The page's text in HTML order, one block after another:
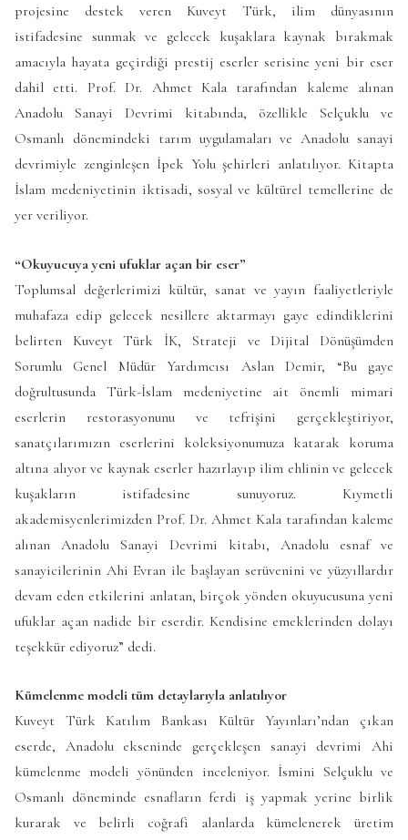
projesine destek veren Kuveyt Türk, ilim dünyasının
istifadesine sunmak ve gelecek kuşaklara kaynak bırakmak
amacıyla hayata geçirdiği prestij eserler serisine yeni bir eser
dahil etti. Prof. Dr. Ahmet Kala tarafından kaleme alınan
Anadolu Sanayi Devrimi kitabında, özellikle Selçuklu ve
Osmanlı dönemindeki tarım uygulamaları ve Anadolu sanayi
devrimiyle zenginleşen İpek Yolu şehirleri anlatılıyor. Kitapta
İslam medeniyetinin iktisadi, sosyal ve kültürel temellerine de
yer veriliyor.
“Okuyucuya yeni ufuklar açan bir eser”
Toplumsal değerlerimizi kültür, sanat ve yayın faaliyetleriyle
muhafaza edip gelecek nesillere aktarmayı gaye edindiklerini
belirten Kuveyt Türk İK, Strateji ve Dijital Dönüşümden
Sorumlu Genel Müdür Yardımcısı Aslan Demir, “Bu gaye
doğrultusunda Türk-İslam medeniyetine ait önemli mimari
eserlerin restorasyonunu ve tefrişini gerçekleştiriyor,
sanatçılarımızın eserlerini koleksiyonumuza katarak koruma
altına alıyor ve kaynak eserler hazırlayıp ilim ehlinin ve gelecek
kuşakların istifadesine sunuyoruz. Kıymetli
akademisyenlerimizden Prof. Dr. Ahmet Kala tarafından kaleme
alınan Anadolu Sanayi Devrimi kitabı, Anadolu esnaf ve
sanayicilerinin Ahi Evran ile başlayan serüvenini ve yüzyıllardır
devam eden etkilerini anlatan, birçok yönden okuyucusuna yeni
ufuklar açan nadide bir eserdir. Kendisine emeklerinden dolayı
teşekkür ediyoruz” dedi.
Kümelenme modeli tüm detaylarıyla anlatılıyor
Kuveyt Türk Katılım Bankası Kültür Yayınları’ndan çıkan
eserde, Anadolu ekseninde gerçekleşen sanayi devrimi Ahi
kümelenme modeli yönünden inceleniyor. İsmini Selçuklu ve
Osmanlı döneminde esnafların ferdi iş yapmak yerine birlik
kurarak ve belirli coğrafi alanlarda kümelenerek üretim